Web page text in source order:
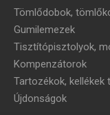
Tömlődobok,
Gumilemezek
Tisztítópisztolyok,
Kompenzátorok
Tartozékok,
Újdonságok